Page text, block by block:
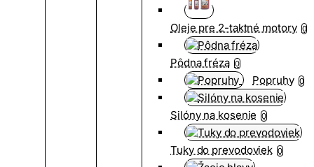
Oleje pre 2-taktné motory 0
Pôdna fréza 0
Popruhy 0
Silóny na kosenie 0
Tuky do prevodoviek 0